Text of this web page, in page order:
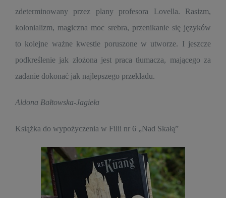
zdeterminowany przez plany profesora Lovella. Rasizm,
kolonializm, magiczna moc srebra, przenikanie się języków
to kolejne ważne kwestie poruszone w utworze. I jeszcze
podkreślenie jak złożona jest praca tłumacza, mającego za
zadanie dokonać jak najlepszego przekładu.
Aldona Bałtowska-Jagieła
Książka do wypożyczenia w Filii nr 6 „Nad Skałą”